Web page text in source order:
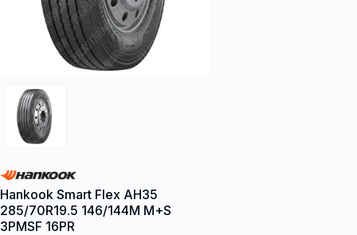
Hankook Smart Flex AH35
285/70R19.5 146/144M M+S
3PMSF 16PR